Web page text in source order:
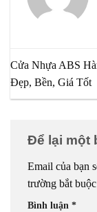
Cửa Nhựa ABS
Đẹp, Bền, Giá Tốt
Để lại một
Email của bạn
trường bắt
Bình luận *